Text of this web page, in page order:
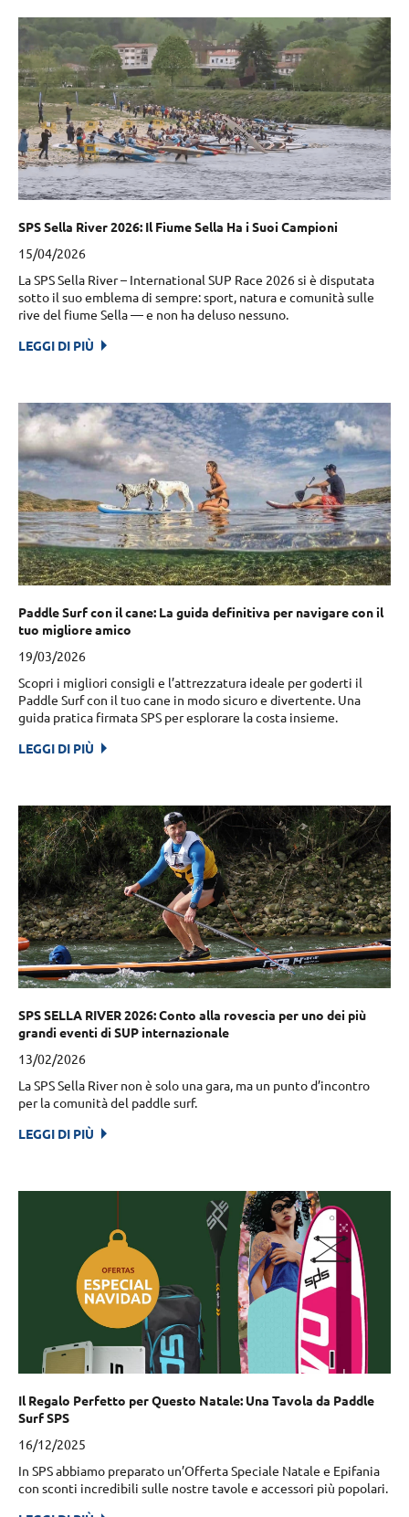
SPS Sella River 2026: Il Fiume Sella Ha i Suoi Campioni
15/04/2026
La SPS Sella River – International SUP Race 2026 si è disputata
sotto il suo emblema di sempre: sport, natura e comunità sulle
rive del fiume Sella — e non ha deluso nessuno.
LEGGI DI PIÙ
Paddle Surf con il cane: La guida definitiva per navigare con il
tuo migliore amico
19/03/2026
Scopri i migliori consigli e l’attrezzatura ideale per goderti il
Paddle Surf con il tuo cane in modo sicuro e divertente. Una
guida pratica firmata SPS per esplorare la costa insieme.
LEGGI DI PIÙ
SPS SELLA RIVER 2026: Conto alla rovescia per uno dei più
grandi eventi di SUP internazionale
13/02/2026
La SPS Sella River non è solo una gara, ma un punto d’incontro
per la comunità del paddle surf.
LEGGI DI PIÙ
Il Regalo Perfetto per Questo Natale: Una Tavola da Paddle
Surf SPS
16/12/2025
In SPS abbiamo preparato un’Offerta Speciale Natale e Epifania
con sconti incredibili sulle nostre tavole e accessori più popolari.